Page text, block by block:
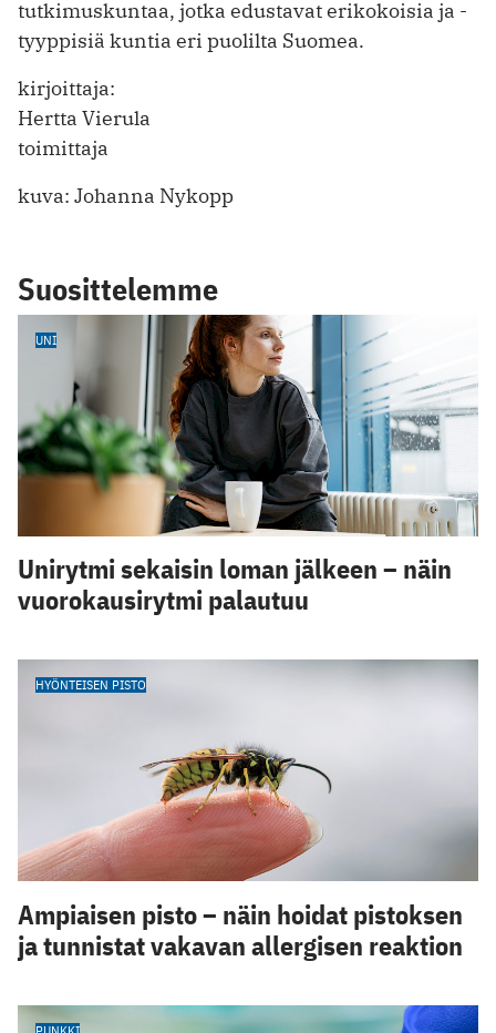
tutkimuskuntaa, jotka edustavat erikokoisia ja -
tyyppisiä kuntia eri puolilta Suomea.
kirjoittaja:
Hertta Vierula
toimittaja
kuva: Johanna Nykopp
Suosittelemme
UNI
Unirytmi sekaisin loman jälkeen – näin
vuorokausirytmi palautuu
HYÖNTEISEN PISTO
Ampiaisen pisto – näin hoidat pistoksen
ja tunnistat vakavan allergisen reaktion